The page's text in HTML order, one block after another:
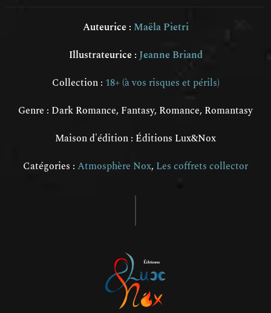
Auteurice : Maëla Pietri
Illustrateurice : Jeanne Briand
Collection : 18+ (à vos risques et périls)
Genre : Dark Romance, Fantasy, Romance, Romantasy
Maison d'édition : Éditions Lux&Nox
Catégories : Atmosphère Nox, Les coffrets collector